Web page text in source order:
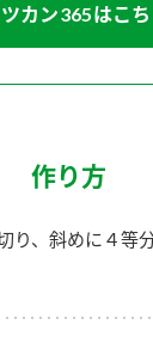
カン365はこ
作り方
り、斜めに４等